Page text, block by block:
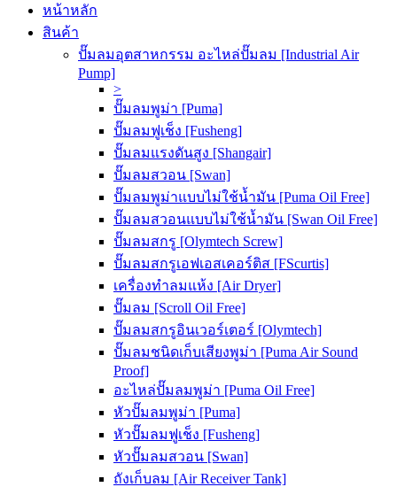
หน้าหลัก
สินค้า
ปั๊มลมอุตสาหกรรม อะไหล่ปั๊มลม [Industrial Air
Pump]
>
ปั๊มลมพูม่า [Puma]
ปั๊มลมฟูเช็ง [Fusheng]
ปั๊มลมแรงดันสูง [Shangair]
ปั๊มลมสวอน [Swan]
ปั๊มลมพูม่าแบบไม่ใช้น้ำมัน [Puma Oil Free]
ปั๊มลมสวอนแบบไม่ใช้น้ำมัน [Swan Oil Free]
ปั๊มลมสกรู [Olymtech Screw]
ปั๊มลมสกรูเอฟเอสเคอร์ติส [FScurtis]
เครื่องทำลมแห้ง [Air Dryer]
ปั๊มลม [Scroll Oil Free]
ปั๊มลมสกรูอินเวอร์เตอร์ [Olymtech]
ปั๊มลมชนิดเก็บเสียงพูม่า [Puma Air Sound
Proof]
อะไหล่ปั๊มลมพูม่า [Puma Oil Free]
หัวปั๊มลมพูม่า [Puma]
หัวปั๊มลมฟูเช็ง [Fusheng]
หัวปั๊มลมสวอน [Swan]
ถังเก็บลม [Air Receiver Tank]